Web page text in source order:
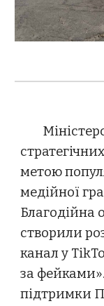
метою
медійної
Благодійна
створили
канал у
за
підтримки